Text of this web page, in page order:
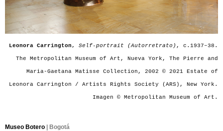
Leonora Carrington, Self-portrait (Autorretrato) , c.1937–38.
The Metropolitan Museum of Art, Nueva York, The Pierre and
Maria-Gaetana Matisse Collection, 2002 © 2021 Estate of
Leonora Carrington / Artists Rights Society (ARS), New York.
Imagen © Metropolitan Museum of Art.
Museo Botero | Bogotá